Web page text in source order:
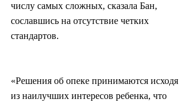
числу самых сложных, сказала Бан,
сославшись на отсутствие четких
стандартов.
«Решения об опеке принимаются исходя
из наилучших интересов ребенка, что